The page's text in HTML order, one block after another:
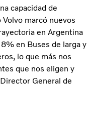
capacidad de
marcó nuevos
en Argentina
en Buses de larga y
lo que más nos
que nos eligen y
General de